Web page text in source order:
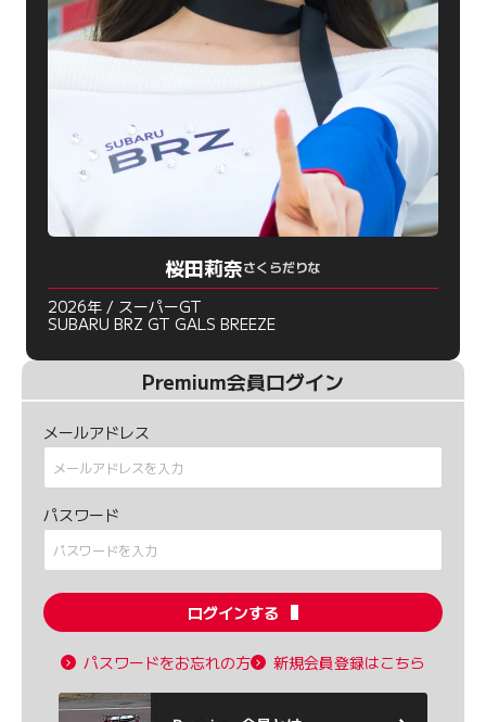
桜田莉奈さくらだりな
2026年 / スーパーGT
SUBARU BRZ GT GALS BREEZE
Premium会員ログイン
メールアドレス
パスワード
ログインする
パスワードをお忘れの方 新規会員登録はこちら